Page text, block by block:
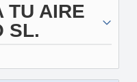
TU AIRE
SL.